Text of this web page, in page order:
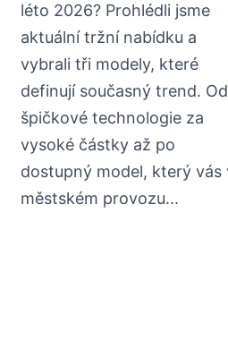
léto 2026? Prohlédli jsme
aktuální tržní nabídku a
vybrali tři modely, které
definují současný trend. Od
špičkové technologie za
vysoké částky až po
dostupný model, který vás
městském provozu...